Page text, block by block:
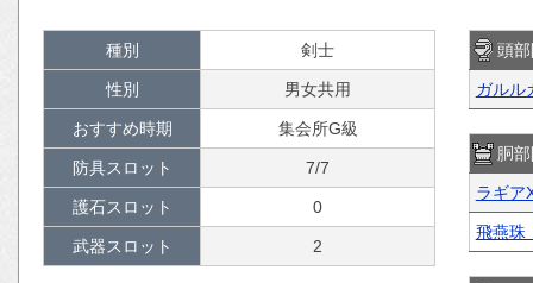
種別 剣士
性別 男女共用
おすすめ時期 集会所G級
防具スロット 7/7
護石スロット 0
武器スロット 2
頭
ガルル
胴
ラギア
飛燕珠